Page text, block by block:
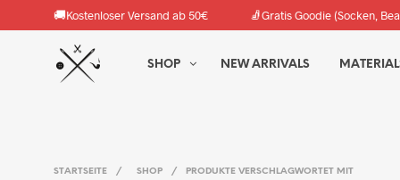
🚚Kostenloser Versand ab 50€ 🧦Gratis Goodie (Socken,
SHOP NEW ARRIVALS
STARTSEITE / SHOP / PRODUKTE VERSCHLAGWORTET MIT